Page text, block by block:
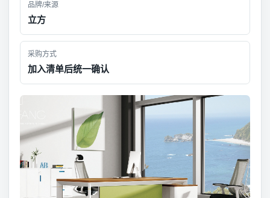
品牌/来源
立方
采购方式
加入清单后统一确认